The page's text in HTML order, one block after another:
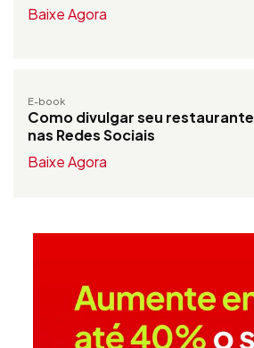
Baixe Agora
E-book
Como divulgar seu restaurante
nas Redes Sociais
Baixe Agora